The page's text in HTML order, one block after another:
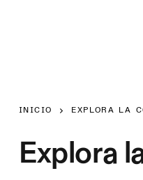
INICIO EXPLORA LA
Explora